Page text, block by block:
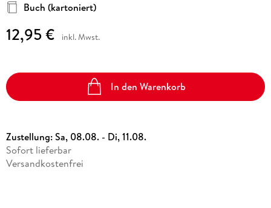
Buch (kartoniert)
12,95 € inkl. Mwst.
In den Warenkorb
Zustellung:Sa, 08.08. - Di, 11.08.
Sofort lieferbar
Versandkostenfrei